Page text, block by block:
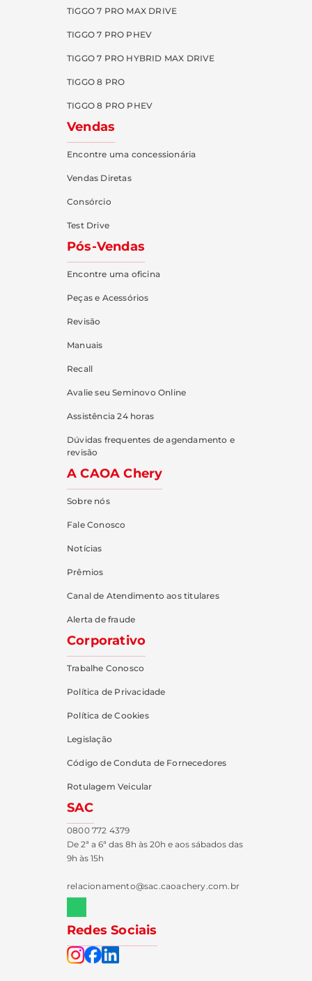
TIGGO 7 PRO MAX DRIVE
TIGGO 7 PRO PHEV
TIGGO 7 PRO HYBRID MAX DRIVE
TIGGO 8 PRO
TIGGO 8 PRO PHEV
Vendas
Encontre uma concessionária
Vendas Diretas
Consórcio
Test Drive
Pós-Vendas
Encontre uma oficina
Peças e Acessórios
Revisão
Manuais
Recall
Avalie seu Seminovo Online
Assistência 24 horas
Dúvidas frequentes de agendamento e
revisão
A CAOA Chery
Sobre nós
Fale Conosco
Notícias
Prêmios
Canal de Atendimento aos titulares
Alerta de fraude
Corporativo
Trabalhe Conosco
Política de Privacidade
Política de Cookies
Legislação
Código de Conduta de Fornecedores
Rotulagem Veicular
SAC
0800 772 4379
De 2ª a 6ª das 8h às 20h e aos sábados das
9h às 15h
relacionamento@sac.caoachery.com.br
Redes Sociais